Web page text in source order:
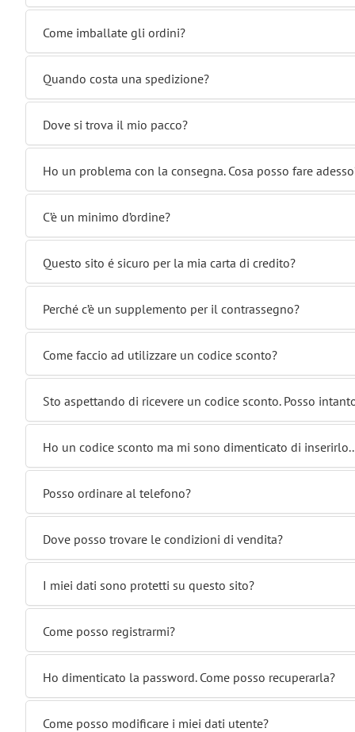
Come imballate gli ordini?
Quando costa una spedizione?
Dove si trova il mio pacco?
Ho un problema con la consegna. Cosa posso fare
C’è un minimo d’ordine?
Questo sito é sicuro per la mia carta di credito?
Perché c’è un supplemento per il contrassegno?
Come faccio ad utilizzare un codice sconto?
Sto aspettando di ricevere un codice sconto. Posso
Ho un codice sconto ma mi sono dimenticato di
Posso ordinare al telefono?
Dove posso trovare le condizioni di vendita?
I miei dati sono protetti su questo sito?
Come posso registrarmi?
Ho dimenticato la password. Come posso recuperarla?
Come posso modificare i miei dati utente?